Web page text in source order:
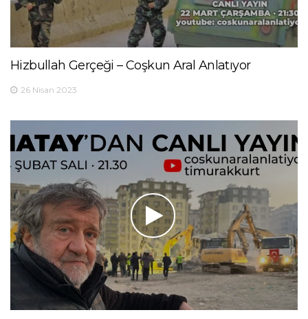
Hizbullah Gerçeği – Coşkun Aral Anlatıyor
26 Nisan 2023